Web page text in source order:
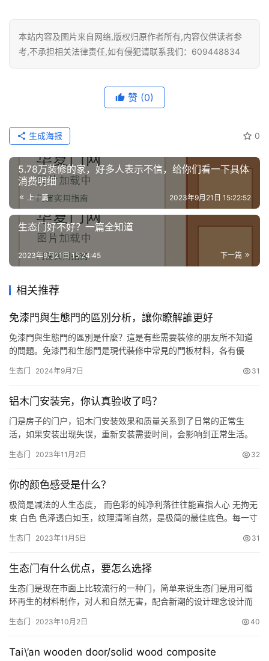
资
讯
联
本站内容及图片来自网络,版权归原作者所有,内容仅供读者参
考,不承担相关法律责任,如有侵犯请联系我们：609448834
赞 (0)
0
生成海报
5.78万装修的家，好多人表示不信，给你们看一下具体
消费明细
上一篇 2023年9月21日 15:22:52
生态门好不好？一篇全知道
下一篇
2023年9月21日 15:24:45
相关推荐
免漆門與生態門的區別分析，讓你瞭解誰更好
免漆門與生態門的區別是什麼？這是有些需要裝修的朋友所不知道
的問題。免漆門和生態門是現代裝修中常見的門板材料，各有優
料，就要對此多做瞭解，以便選到更加合適的門。下面小編就免漆
態門都是傢裝材料的一種，因此想要瞭解兩者的區別，首先需要知
道免漆門和生…
生态门 2024年9月7日 31
铝木门安装完，你认真验收了吗？
门是房子的门户，铝木门安装效果和质量关系到了日常的正常生
活，如果安装出现失误，重新安装需要时间，会影响到正常生活。
验收不仔细，出现问题就会比较麻烦。那么木门验收，需要验收些
的，没有明显的划痕、凹陷或破损等比较明显的质量问题，注意观
察面板花色…
生态门 2023年11月2日 32
你的颜色感受是什么？
极简是减法的人生态度， 而色彩的纯净利落往往能直指人心 无拘无
束 白色 色泽透白如玉，纹理清晰自然，是极简的最佳底色。每一寸
位。犹如黎明时升起的一幅轻盈的帷幕，灵动、飘逸。 沉静低调 灰
于黑白之间，空灵得让人捉摸不透。 灰色尤其适宜用在极简风…
生态门 2023年11月5日 31
生态门有什么优点，要怎么选择
生态门是现在市面上比较流行的一种门，简单来说生态门是用可循
环再生的材料制作，对人和自然无害，配合新潮的设计理念设计而
康，适合家居生活使用 2、美观多样 生态门外观美观时尚，风格多
限会更久 二、生态门如何选择 1、看搭配 生态门可供选择…
生态门 2023年10月2日 40
Tai\’an wooden door/solid wood composite